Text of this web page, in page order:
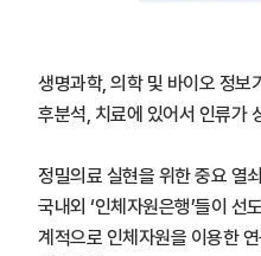
생명과학, 의학 및 바이오 정보
후분석, 치료에 있어서 인류가
정밀의료 실현을 위한 중요 열
국내외 ‘인체자원은행’들이
계적으로 인체자원을 이용한